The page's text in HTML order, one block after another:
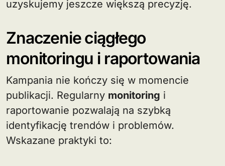
uzyskujemy jeszcze większą precyzję.
Znaczenie ciągłego
monitoringu i raportowania
Kampania nie kończy się w momencie
publikacji. Regularny monitoring i
raportowanie pozwalają na szybką
identyfikację trendów i problemów.
Wskazane praktyki to: